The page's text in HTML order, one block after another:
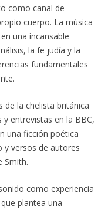
como canal de
cuerpo. La música
una incansable
la fe judía y la
fundamentales
de la chelista británica
entrevistas en la BBC,
una ficción poética
y versos de autores
Smith.
como experiencia
plantea una